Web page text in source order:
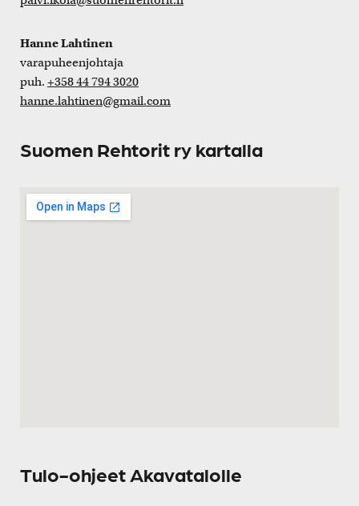
Hanne Lahtinen
varapuheenjohtaja
puh. +358 44 794 3020
hanne.lahtinen@gmail.com
Suomen Rehtorit ry kartalla
Tulo-ohjeet Akavatalolle